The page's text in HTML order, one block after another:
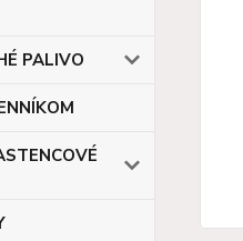
PALIVO